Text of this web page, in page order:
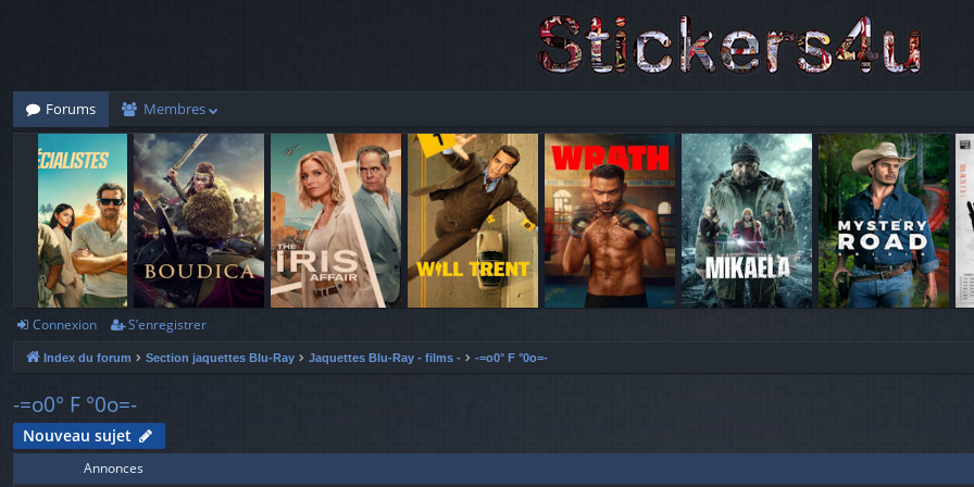
Forums
Membres
Connexion S’enregistrer
Index du forum Section jaquettes Blu-Ray Jaquettes Blu-Ray - films - -=o0° F °0o=-
-=o0° F °0o=-
Nouveau sujet
Annonces